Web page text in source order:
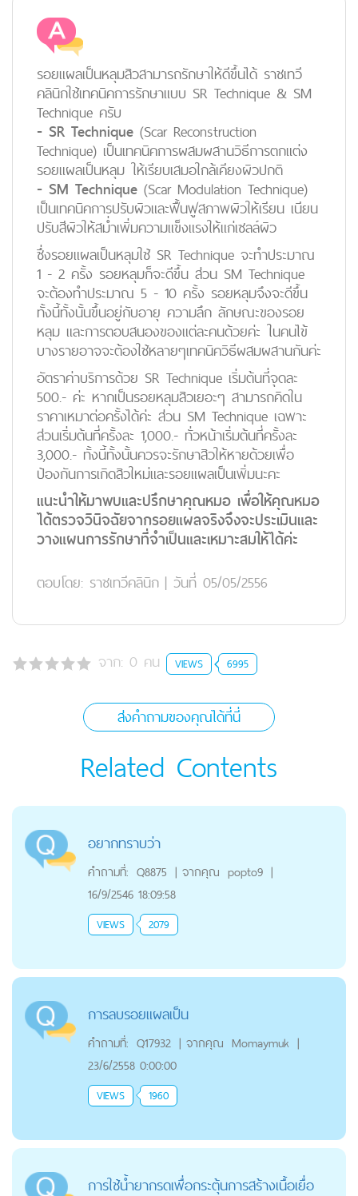
รอยแผลเป็นหลุมสิวสามารถรักษาให้ดีขึ้นได้ ราชเทวี
คลินิกใช้เทคนิคการรักษาแบบ SR Technique & SM
Technique ครับ
- SR Technique (Scar Reconstruction
Technique) เป็นเทคนิคการผสมผสานวิธีการตกแต่ง
รอยแผลเป็นหลุม ให้เรียบเสมอใกล้เคียงผิวปกติ
- SM Technique (Scar Modulation Technique)
เป็นเทคนิคการปรับผิวและฟื้นฟูสภาพผิวให้เรียน เนียน
ปรับสีผิวให้สม่ำเพิ่มความแข็งแรงให้แก่เซลล์ผิว
ซึ่งรอยแผลเป็นหลุมใช้ SR Technique จะทำประมาณ
1 - 2 ครั้ง รอยหลุมก็จะดีขึ้น ส่วน SM Technique
จะต้องทำประมาณ 5 - 10 ครั้ง รอยหลุมจึงจะดีขึ้น
ทั้งนี้ทั้งนั้นขึ้นอยู่กับอายุ ความลึก ลักษณะของรอย
หลุม และการตอบสนองของแต่ละคนด้วยค่ะ ในคนไข้
บางรายอาจจะต้องใช้หลายๆเทคนิควิธีผสมผสานกันค่ะ
อัตราค่าบริการด้วย SR Technique เริ่มต้นที่จุดละ
500.- ค่ะ หากเป็นรอยหลุมสิวเยอะๆ สามารถคิดใน
ราคาเหมาต่อครั้งได้ค่ะ ส่วน SM Technique เฉพาะ
ส่วนเริ่มต้นที่ครั้งละ 1,000.- ทั่วหน้าเริ่มต้นที่ครั้งละ
3,000.- ทั้งนี้ทั้งนั้นควรจะรักษาสิวให้หายด้วยเพื่อ
ป้องกันการเกิดสิวใหม่และรอยแผลเป็นเพิ่มนะคะ
แนะนำให้มาพบและปรึกษาคุณหมอ เพื่อให้คุณหมอ
ได้ตรวจวินิจฉัยจากรอยแผลจริงจึงจะประเมินและ
วางแผนการรักษาที่จำเป็นและเหมาะสมให้ได้ค่ะ
ตอบโดย: ราชเทวีคลินิก | วันที่ 05/05/2556
จาก: 0 คน VIEWS 6995
ส่งคำถามของคุณได้ที่นี่
Related Contents
อยากทราบว่า
คำถามที่: Q8875 | จากคุณ popto9 |
16/9/2546 18:09:58
VIEWS 2079
การลบรอยแผลเป็น
คำถามที่: Q17932 | จากคุณ Momaymuk |
23/6/2558 0:00:00
VIEWS 1960
การใช้น้ำยากรดเพื่อกระตุ้นการสร้างเนื้อเยื่อ